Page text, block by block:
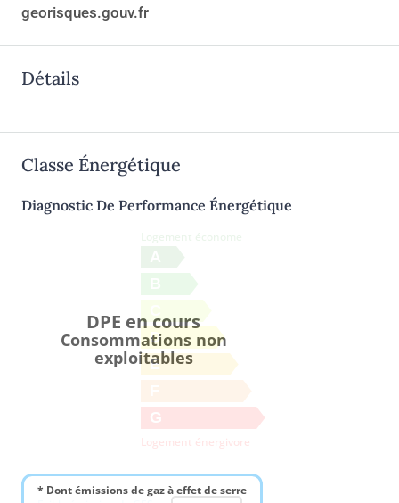
georisques.gouv.fr
Détails
Classe Énergétique
Diagnostic De Performance Énergétique
D
E
G
Logement énergivore
DPE en cours
Consommations non
exploitables
* Dont émissions de gaz à effet de serre